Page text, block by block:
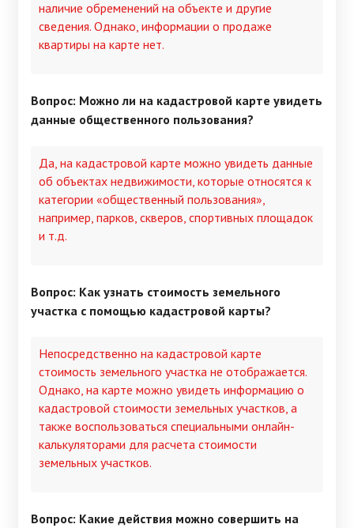
наличие обременений на объекте и другие
сведения. Однако, информации о продаже
квартиры на карте нет.
Вопрос: Можно ли на кадастровой карте увидеть
данные общественного пользования?
Да, на кадастровой карте можно увидеть данные
об объектах недвижимости, которые относятся к
категории «общественный пользования»,
например, парков, скверов, спортивных площадок
и т.д.
Вопрос: Как узнать стоимость земельного
участка с помощью кадастровой карты?
Непосредственно на кадастровой карте
стоимость земельного участка не отображается.
Однако, на карте можно увидеть информацию о
кадастровой стоимости земельных участков, а
также воспользоваться специальными онлайн-
калькуляторами для расчета стоимости
земельных участков.
Вопрос: Какие действия можно совершить на